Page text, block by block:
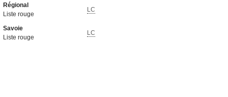
Régional
Liste rouge
LC
Savoie
Liste rouge
LC